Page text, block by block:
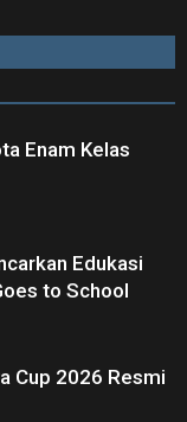
Enam Kelas
Edukasi
to School
Cup 2026 Resmi